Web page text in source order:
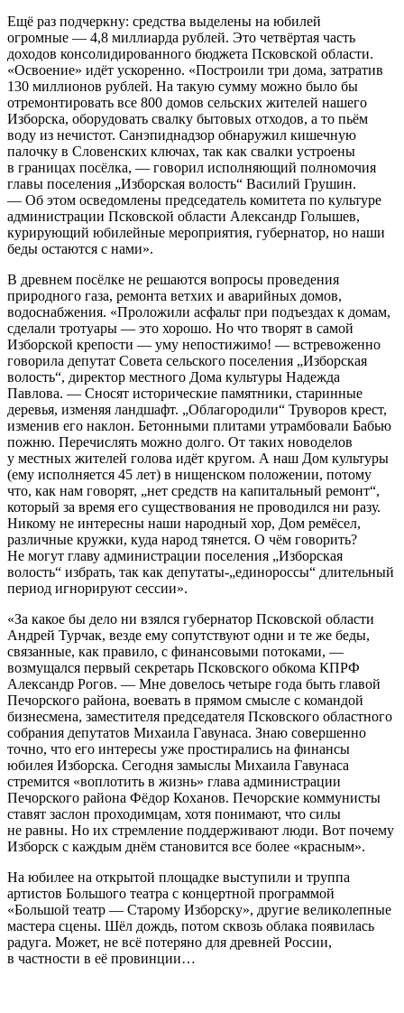
Ещё раз подчеркну: средства выделены на юбилей
огромные — 4,8 миллиарда рублей. Это четвёртая часть
доходов консолидированного бюджета Псковской области.
«Освоение» идёт ускоренно. «Построили три дома, затратив
130 миллионов рублей. На такую сумму можно было бы
отремонтировать все 800 домов сельских жителей нашего
Изборска, оборудовать свалку бытовых отходов, а то пьём
воду из нечистот. Санэпиднадзор обнаружил кишечную
палочку в Словенских ключах, так как свалки устроены
в границах посёлка, — говорил исполняющий полномочия
главы поселения „Изборская волость“ Василий Грушин.
— Об этом осведомлены председатель комитета по культуре
администрации Псковской области Александр Голышев,
курирующий юбилейные мероприятия, губернатор, но наши
беды остаются с нами».
В древнем посёлке не решаются вопросы проведения
природного газа, ремонта ветхих и аварийных домов,
водоснабжения. «Проложили асфальт при подъездах к домам,
сделали тротуары — это хорошо. Но что творят в самой
Изборской крепости — уму непостижимо! — встревоженно
говорила депутат Совета сельского поселения „Изборская
волость“, директор местного Дома культуры Надежда
Павлова. — Сносят исторические памятники, старинные
деревья, изменяя ландшафт. „Облагородили“ Труворов крест,
изменив его наклон. Бетонными плитами утрамбовали Бабью
пожню. Перечислять можно долго. От таких новоделов
у местных жителей голова идёт кругом. А наш Дом культуры
(ему исполняется 45 лет) в нищенском положении, потому
что, как нам говорят, „нет средств на капитальный ремонт“,
который за время его существования не проводился ни разу.
Никому не интересны наши народный хор, Дом ремёсел,
различные кружки, куда народ тянется. О чём говорить?
Не могут главу администрации поселения „Изборская
волость“ избрать, так как депутаты-„единороссы“ длительный
период игнорируют сессии».
«За какое бы дело ни взялся губернатор Псковской области
Андрей Турчак, везде ему сопутствуют одни и те же беды,
связанные, как правило, с финансовыми потоками, —
возмущался первый секретарь Псковского обкома КПРФ
Александр Рогов. — Мне довелось четыре года быть главой
Печорского района, воевать в прямом смысле с командой
бизнесмена, заместителя председателя Псковского областного
собрания депутатов Михаила Гавунаса. Знаю совершенно
точно, что его интересы уже простирались на финансы
юбилея Изборска. Сегодня замыслы Михаила Гавунаса
стремится «воплотить в жизнь» глава администрации
Печорского района Фёдор Коханов. Печорские коммунисты
ставят заслон проходимцам, хотя понимают, что силы
не равны. Но их стремление поддерживают люди. Вот почему
Изборск с каждым днём становится все более «красным».
На юбилее на открытой площадке выступили и труппа
артистов Большого театра с концертной программой
«Большой театр — Старому Изборску», другие великолепные
мастера сцены. Шёл дождь, потом сквозь облака появилась
радуга. Может, не всё потеряно для древней России,
в частности в её провинции…